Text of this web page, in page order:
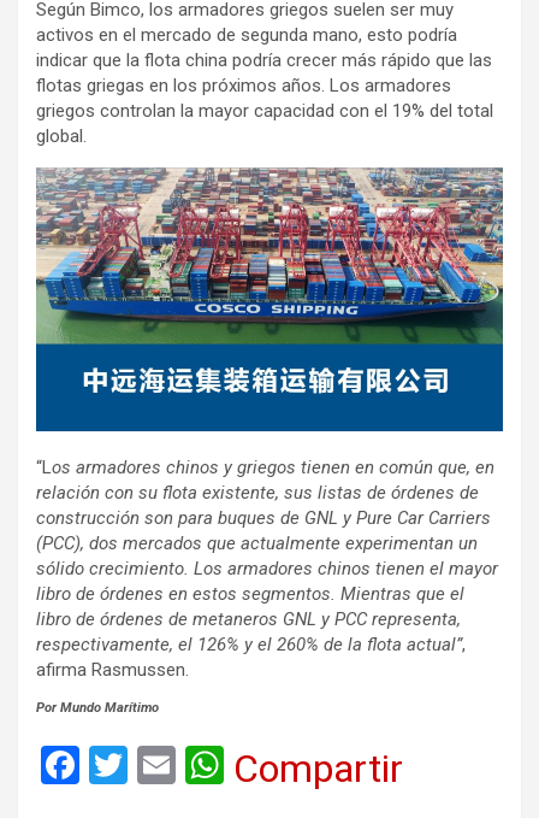
Según Bimco, los armadores griegos suelen ser muy
activos en el mercado de segunda mano, esto podría
indicar que la flota china podría crecer más rápido que las
flotas griegas en los próximos años. Los armadores
griegos controlan la mayor capacidad con el 19% del total
global.
“Los armadores chinos y griegos tienen en común que, en
relación con su flota existente, sus listas de órdenes de
construcción son para buques de GNL y Pure Car Carriers
(PCC), dos mercados que actualmente experimentan un
sólido crecimiento. Los armadores chinos tienen el mayor
libro de órdenes en estos segmentos. Mientras que el
libro de órdenes de metaneros GNL y PCC representa,
respectivamente, el 126% y el 260% de la flota actual”,
afirma Rasmussen.
Por Mundo Marítimo
F
T
E
W
Compartir